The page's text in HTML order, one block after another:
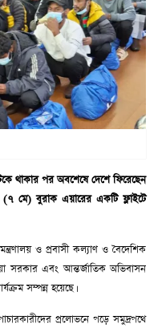
থাকার পর অবশেষে দেশে ফিরেছেন
মে) বুরাক এয়ারের একটি ফ্লাইটে
ও প্রবাসী কল্যাণ ও বৈদেশিক
সরকার এবং আন্তর্জাতিক অভিবাসন
সম্পন্ন হয়েছে।
প্রলোভনে পড়ে সমুদ্রপথে